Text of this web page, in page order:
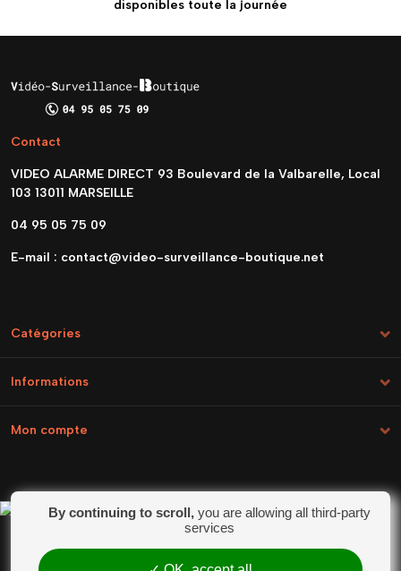
disponibles toute la journée
Contact
VIDEO ALARME DIRECT 93 Boulevard de la Valbarelle, Local
103 13011 MARSEILLE
04 95 05 75 09
E-mail : contact@video-surveillance-boutique.net
Catégories
Informations
Mon compte
Marchand approuvé par la Société des Avis
cliquez ici pour vérifier
By continuing to scroll, you are allowing all third-party
services